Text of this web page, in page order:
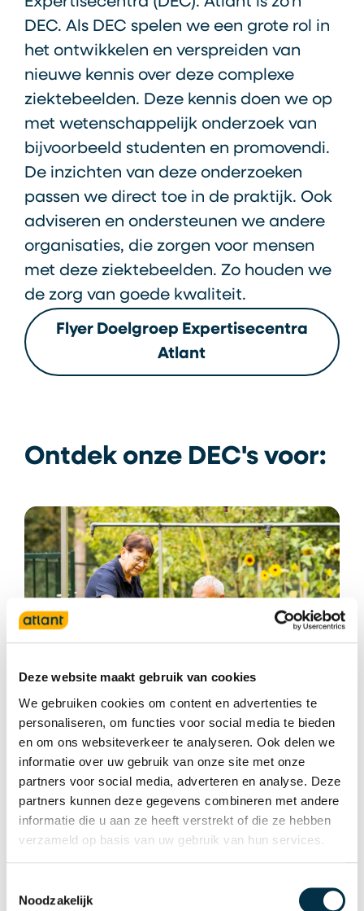
Deze website maakt gebruik van cookies
We gebruiken cookies om content en advertenties te
personaliseren, om functies voor social media te bieden
en om ons websiteverkeer te analyseren. Ook delen we
informatie over uw gebruik van onze site met onze
partners voor social media, adverteren en analyse. Deze
partners kunnen deze gegevens combineren met andere
informatie die u aan ze heeft verstrekt of die ze hebben
verzameld op basis van uw gebruik van hun services.
Noodzakelijk
DEC. Als DEC spelen we een grote rol in
het ontwikkelen en verspreiden van
nieuwe kennis over deze complexe
ziektebeelden. Deze kennis doen we op
met wetenschappelijk onderzoek van
bijvoorbeeld studenten en promovendi.
De inzichten van deze onderzoeken
passen we direct toe in de praktijk. Ook
adviseren en ondersteunen we andere
organisaties, die zorgen voor mensen
met deze ziektebeelden. Zo houden we
de zorg van goede kwaliteit.
Flyer Doelgroep Expertisecentra
Atlant
Ontdek onze DEC's voor:
Expertisecentrum
syndroom van Korsakov
Lees meer